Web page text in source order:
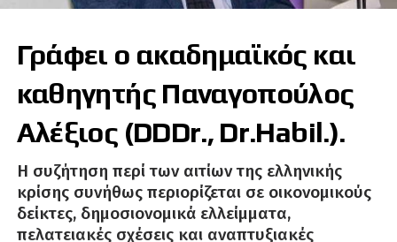
Γράφει ο ακαδημαϊκός και
καθηγητής Παναγοπούλος
Αλέξιος (DDDr., Dr.Habil.).
Η συζήτηση περί των αιτίων της ελληνικής
κρίσης συνήθως περιορίζεται σε οικονομικούς
δείκτες, δημοσιονομικά ελλείμματα,
πελατειακές σχέσεις και αναπτυξιακές